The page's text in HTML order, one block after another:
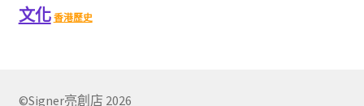
文化 香港歷史
©Signer亮創店 2026